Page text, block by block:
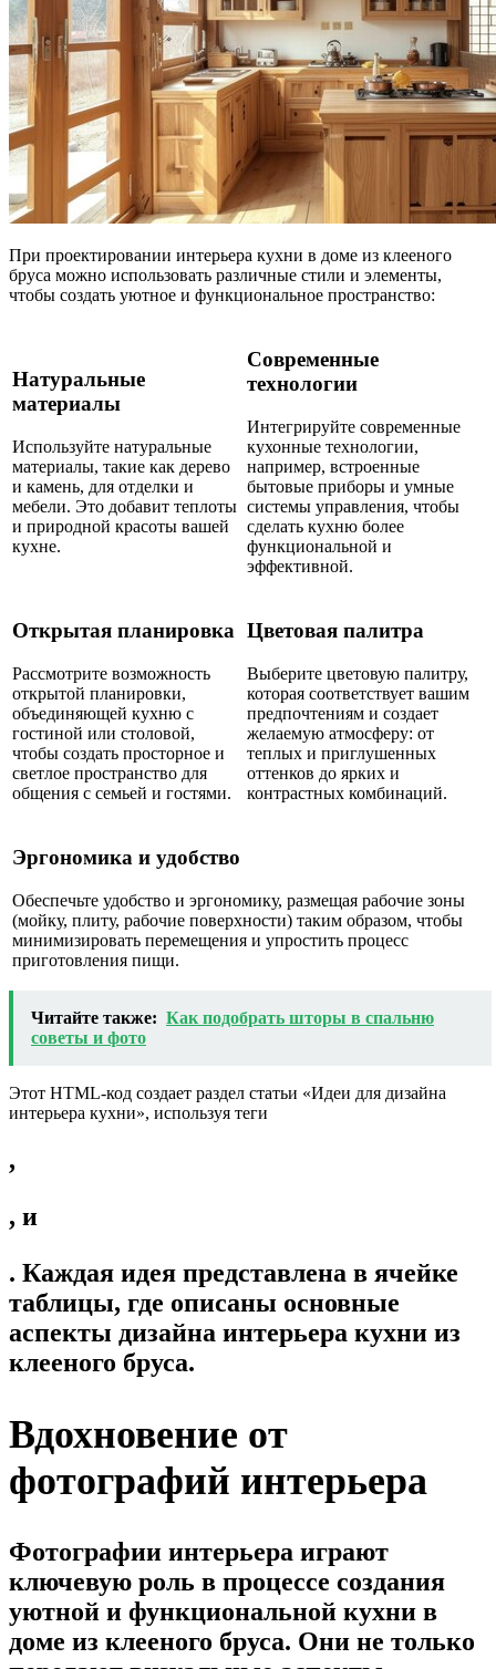
При проектировании интерьера кухни в доме из клееного
бруса можно использовать различные стили и элементы,
чтобы создать уютное и функциональное пространство:
Натуральные
материалы
Используйте натуральные
материалы, такие как дерево
и камень, для отделки и
мебели. Это добавит теплоты
и природной красоты вашей
кухне.
Современные
технологии
Интегрируйте современные
кухонные технологии,
например, встроенные
бытовые приборы и умные
системы управления, чтобы
сделать кухню более
функциональной и
эффективной.
Открытая планировка
Рассмотрите возможность
открытой планировки,
объединяющей кухню с
гостиной или столовой,
чтобы создать просторное и
светлое пространство для
общения с семьей и гостями.
Цветовая палитра
Выберите цветовую палитру,
которая соответствует вашим
предпочтениям и создает
желаемую атмосферу: от
теплых и приглушенных
оттенков до ярких и
контрастных комбинаций.
Эргономика и удобство
Обеспечьте удобство и эргономику, размещая рабочие зоны
(мойку, плиту, рабочие поверхности) таким образом, чтобы
минимизировать перемещения и упростить процесс
приготовления пищи.
Читайте также: Как подобрать шторы в спальню
советы и фото
Этот HTML-код создает раздел статьи «Идеи для дизайна
интерьера кухни», используя теги
,
, и
. Каждая идея представлена в ячейке
таблицы, где описаны основные
аспекты дизайна интерьера кухни из
клееного бруса.
Вдохновение от
фотографий интерьера
Фотографии интерьера играют
ключевую роль в процессе создания
уютной и функциональной кухни в
доме из клееного бруса. Они не только